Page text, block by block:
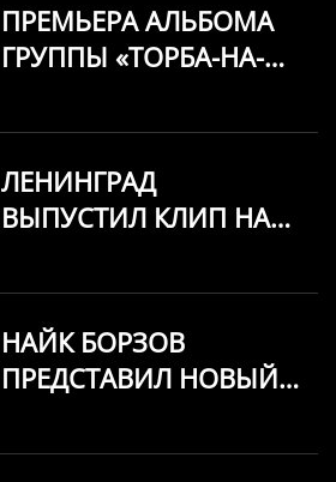
ПРЕМЬЕРА АЛЬБОМА
ГРУППЫ «ТОРБА-НА-
МОЛЧАТЬ
ЛЕНИНГРАД
ВЫПУСТИЛ КЛИП НА
НАЙК БОРЗОВ
ПРЕДСТАВИЛ НОВЫЙ